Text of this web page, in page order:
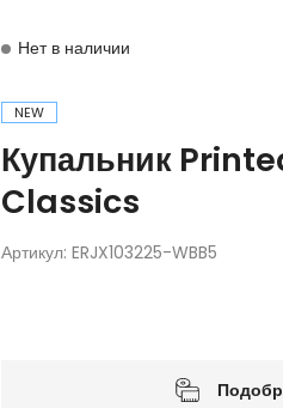
Нет в наличии
NEW
Купальник
Classics
Артикул: ERJX103225-WBB5